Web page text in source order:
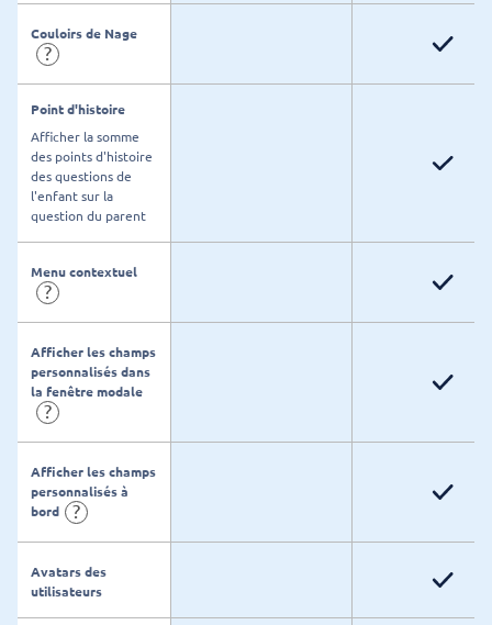
Couloirs de Nage
?
Point d'histoire
Afficher la somme
des points d'histoire
des questions de
l'enfant sur la
question du parent
Menu contextuel
?
Afficher les champs
personnalisés dans
la fenêtre modale
?
Afficher les champs
personnalisés à
bord
?
Avatars des
utilisateurs